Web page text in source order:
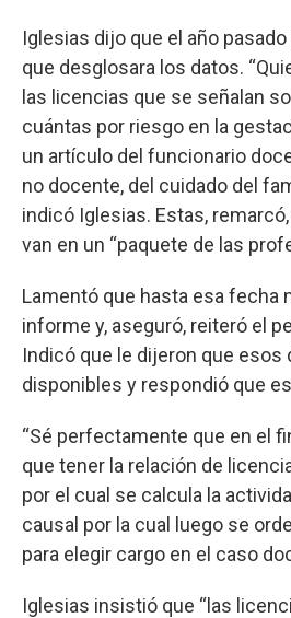
Iglesias dijo que el año
que desglosara los datos.
las licencias que se señalan
cuántas por riesgo en la
un artículo del funcionario
no docente, del cuidado del
indicó Iglesias. Estas,
van en un “paquete de las
Lamentó que hasta esa fecha
informe y, aseguró, reiteró el
Indicó que le dijeron que esos
disponibles y respondió que
“Sé perfectamente que en el
que tener la relación de
por el cual se calcula la
causal por la cual luego se
para elegir cargo en el caso
Iglesias insistió que “las